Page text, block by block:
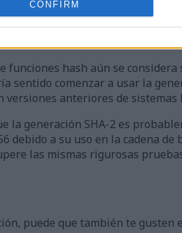
CONFIRM
para liberar el resultado
funciones hash aún se
sentido comenzar a usar la
versiones anteriores de sistemas
la generación SHA-2 es
debido a su uso en la cadena
las mismas rigurosas
puede que también te gusten